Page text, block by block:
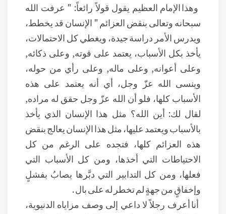
وهذا الإمام العظيم يقول قولاً رائعاً: " عرفت الله
سبحانه وتعالى بنقض العزائم " الإنسان قد يخطط،
ويدرس الأمر دراسة جيدة، ويغطي كل الاحتمالات،
يأخذ بكل الأسباب، يعتمد على قوته, وعلى ذكائه,
وعلى أعوانه, وعلى ماله, وعلى رأي من حوله،
وينسى الله عزّ وجل، أي أنه يعتمد على هذه
الأسباب كلها، فلو أن الله عزّ وجل حقق له مراده,
لقال لك: أين الله؟ مثل هذا الإنسان الذي يأخذ
بالأسباب ويعتمد عليها، مثل هذا الإنسان يعالج بنقض
هذه العزائم كلها، فتجده على الرغم من كل
الاحتياطات التي أخذها، ومن كل الأسباب التي
فعلها، ومن كل التدابير التي دبَّرها يصابُ بفشلٍ
وإخفاقٍ من جهةٍ لم تخطر له على بال .
أنا أعرف رجلاً لا داعي إلى وصف مزاياه الدنيوية،